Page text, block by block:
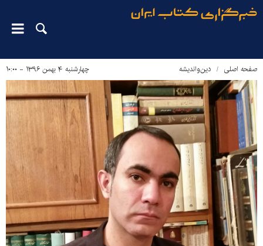
صفحه اصلی دین‌واندیشه چهارشنبه ۴ بهمن ۱۳۹۶ - ۱۰:۰۰